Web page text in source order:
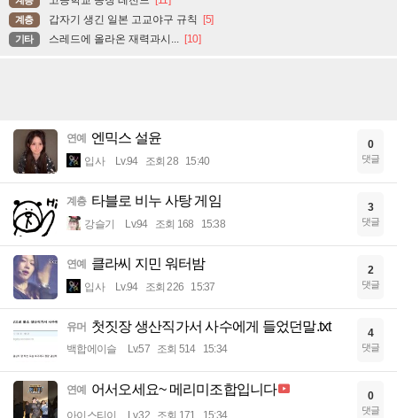
계층 갑자기 생긴 일본 고교야구 규칙 [5]
기타 스레드에 올라온 재력과시... [10]
연예 엔믹스 설윤
입사 Lv.94 조회 28 15:40
0
댓글
계층 타블로 비누 사탕 게임
강슬기 Lv.94 조회 168 15:38
3
댓글
연예 클라씨 지민 워터밤
입사 Lv.94 조회 226 15:37
2
댓글
유머 첫짓장 생산직가서 사수에게 들었던말.txt
백합에이슬 Lv.57 조회 514 15:34
4
댓글
연예 어서오세요~ 메리미조합입니다
아이스티이 Lv.32 조회 171 15:34
0
댓글